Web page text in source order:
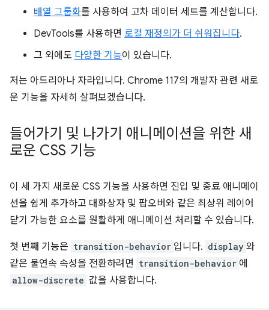
배열 그룹화를 사용하여 고차 데이터 세트를 계산합니다.
DevTools를 사용하면 로컬 재정의가 더 쉬워집니다.
그 외에도 다양한 기능이 있습니다.
저는 아드리아나 자라입니다. Chrome 117의 개발자 관련 새로
운 기능을 자세히 살펴보겠습니다.
들어가기 및 나가기 애니메이션을 위한 새
로운 CSS 기능
이 세 가지 새로운 CSS 기능을 사용하면 진입 및 종료 애니메이
션을 쉽게 추가하고 대화상자 및 팝오버와 같은 최상위 레이어
닫기 가능한 요소를 원활하게 애니메이션 처리할 수 있습니다.
첫 번째 기능은 transition-behavior 입니다. display 와
같은 불연속 속성을 전환하려면 transition-behavior 에
allow-discrete 값을 사용합니다.